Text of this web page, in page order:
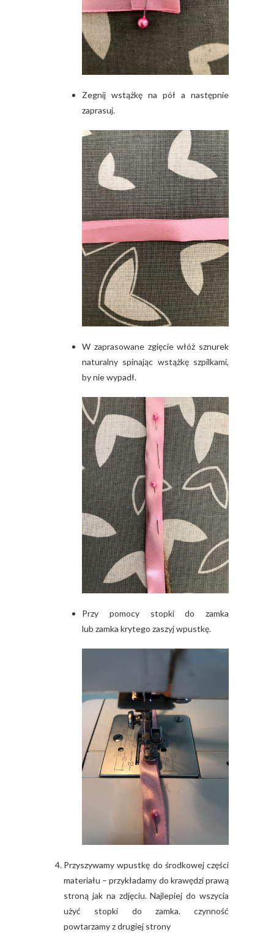
Zegnij wstążkę na pół a następnie
zaprasuj.
W zaprasowane zgięcie włóż sznurek
naturalny spinając wstążkę szpilkami,
by nie wypadł.
Przy pomocy stopki do zamka
lub zamka krytego zaszyj wpustkę.
Przyszywamy wpustkę do środkowej części
materiału – przykładamy do krawędzi prawą
stroną jak na zdjęciu. Najlepiej do wszycia
użyć stopki do zamka. czynność
powtarzamy z drugiej strony